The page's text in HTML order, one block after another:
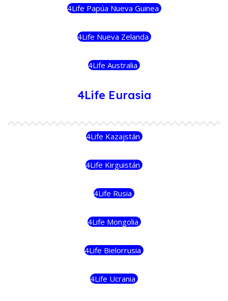
4Life Papúa Nueva Guinea
4Life Nueva Zelanda
4Life Australia
4Life Eurasia
4Life Kazajstán
4Life Kirguistán
4Life Rusia
4Life Mongolia
4Life Bielorrusia
4Life Ucrania